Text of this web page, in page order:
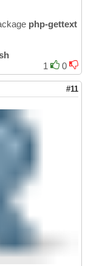
php-gettext
1
0
#11